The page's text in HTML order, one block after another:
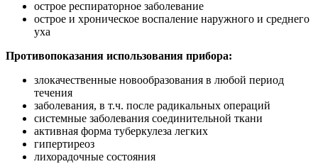
острое респираторное заболевание
острое и хроническое воспаление наружного и среднего
уха
Противопоказания использования прибора:
злокачественные новообразования в любой период
течения
заболевания, в т.ч. после радикальных операций
системные заболевания соединительной ткани
активная форма туберкулеза легких
гипертиреоз
лихорадочные состояния